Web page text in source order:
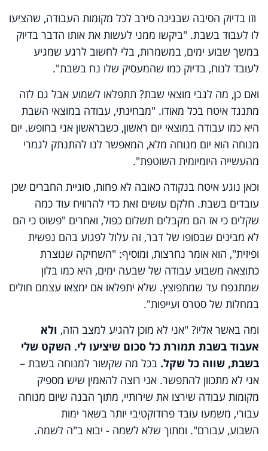
וזו בדיוק הסיבה שבגינה סירב לכל מקומות העבודה, שהציעו
לו לעבוד בשבת. "ביקשו ממני לעשות את אותו הדבר בדיוק
במשך שבוע ימים, במשמרות, בלי לחשוב לרגע שמגיע
לעובד לנוח, בדיוק כמו שהמעסיק שלו נח בשבת".
ואם כן, מה לגבי מוצאי שבת? תתפלאו לשמוע אבל גם לזה
מתנגד איטח בכל מאודו. "מבחינתי, עבודה במוצאי השבת
היא כמו עבודה במוצאי יום ראשון, כשבראשון אני בחופש. יום
מנוחה הוא יום מנוחה מלא, המאפשר לנו להתנתק לגמרי
מהעשייה היומיומית השוטפת".
וכאן נוגע איטח בנקודה כאובה לא פחות, סוגיית החברים שכן
עובדים בשבת. חלקם עושים זאת כדי להרוויח עוד כמה
שקלים כי אז הם מקבלים תשלום כפול, ואחרים "פשוט כי הם
לא מבינים שבסופו של דבר, זה עלול לפגוע בהם נפשית
ופיזית", הוא אומר נחרצות, ומוסיף: "השחיקה שנוצרת
כתוצאה משבוע עבודה של שבעה ימים, היא כמו בלון
שמתנפח עד שמתפוצץ. שלא יתפלאו אם ימצאו עצמם חולים
במחלות של סטרס ועייפות".
ומה באשר אליו? "אני לא מוכן להגיע למצב הזה, ולא
אעבוד בשבת תמורת כל סכום שיציעו לי. השקט שלי
בשבת, שווה כל שקל. בכל מה שקשור למנוחה בשבת –
אני לא מתכוון להתפשר. אני רוצה להאמין שיש מספיק
מקומות עבודה שירצו את שירותיי, מתוך הבנה שיום מנוחה
עבורי, משמעו עובד פרודוקטיבי יותר בשאר ימות
השבוע, עבורם". ומתוך שלא לשמה - יבוא ב"ה לשמה.